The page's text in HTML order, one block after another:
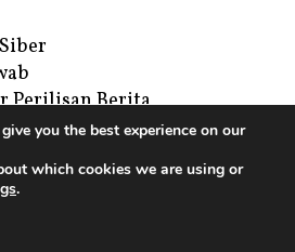
Perilisan Berita
Kupas Mediatama
you the best experience on our
which cookies we are using or
.